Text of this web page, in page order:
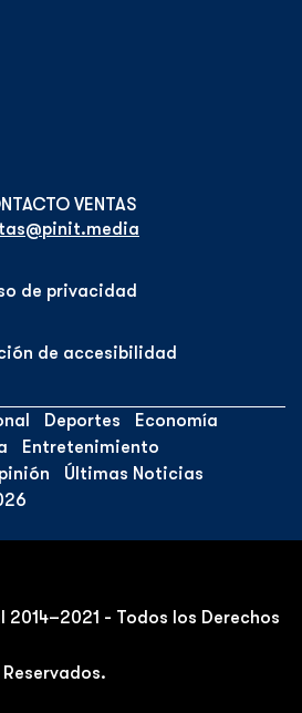
de privacidad
de accesibilidad
Deportes
Economía
Entretenimiento
Últimas Noticias
- Todos los Derechos
Reservados.